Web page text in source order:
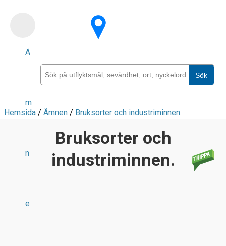
Ä
m
n
e
Sök
Hemsida / Ämnen / Bruksorter och industriminnen.
Bruksorter och
industriminnen.